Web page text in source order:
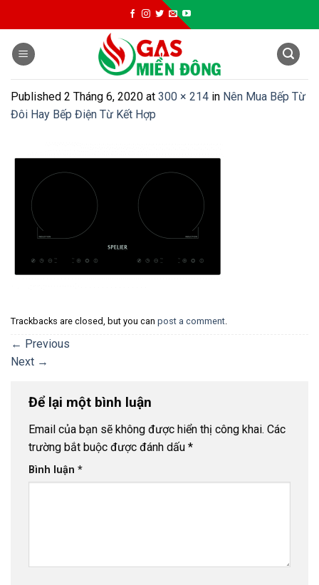
to
content
Published 2 Tháng 6, 2020 at 300 × 214 in Nên Mua Bếp Từ
Đôi Hay Bếp Điện Từ Kết Hợp
Trackbacks are closed, but you can post a comment.
← Previous
Next →
Để lại một bình luận
Email của bạn sẽ không được hiển thị công khai. Các
trường bắt buộc được đánh dấu *
Bình luận *